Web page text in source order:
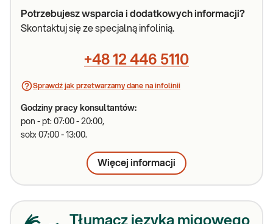
Potrzebujesz wsparcia i dodatkowych informacji?
Skontaktuj się ze specjalną infolinią.
+48 12 446 5110
Sprawdź jak przetwarzamy dane na infolinii
Godziny pracy konsultantów:
pon - pt: 07:00 - 20:00,
sob: 07:00 - 13:00.
Więcej informacji
Tłumacz języka migowego